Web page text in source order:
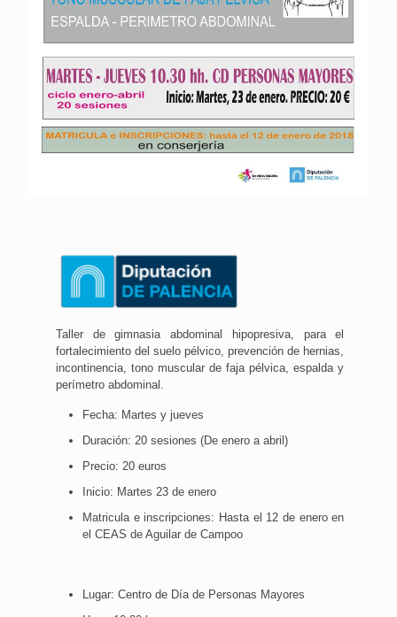
Taller de gimnasia abdominal hipopresiva, para el
fortalecimiento del suelo pélvico, prevención de hernias,
incontinencia, tono muscular de faja pélvica, espalda y
perímetro abdominal.
Fecha: Martes y jueves
Duración: 20 sesiones (De enero a abril)
Precio: 20 euros
Inicio: Martes 23 de enero
Matricula e inscripciones: Hasta el 12 de enero en
el CEAS de Aguilar de Campoo
Lugar: Centro de Día de Personas Mayores